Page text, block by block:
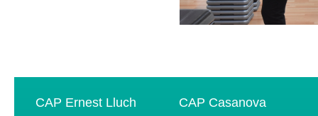
CAP Ernest Lluch CAP Casanova